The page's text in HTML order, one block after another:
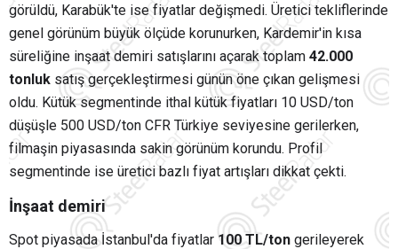
görüldü, Karabük'te ise fiyatlar değişmedi. Üretici tekliflerinde
genel görünüm büyük ölçüde korunurken, Kardemir'in kısa
süreliğine inşaat demiri satışlarını açarak toplam 42.000
tonluk satış gerçekleştirmesi günün öne çıkan gelişmesi
oldu. Kütük segmentinde ithal kütük fiyatları 10 USD/ton
düşüşle 500 USD/ton CFR Türkiye seviyesine gerilerken,
filmaşin piyasasında sakin görünüm korundu. Profil
segmentinde ise üretici bazlı fiyat artışları dikkat çekti.
İnşaat demiri
Spot piyasada İstanbul'da fiyatlar 100 TL/ton gerileyerek